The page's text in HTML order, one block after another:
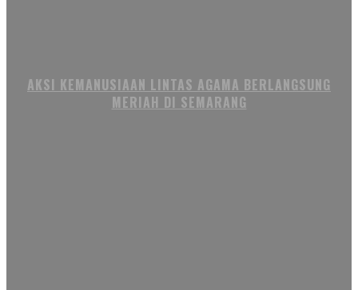
AKSI KEMANUSIAAN LINTAS AGAMA BERLANGSUNG
MERIAH DI SEMARANG